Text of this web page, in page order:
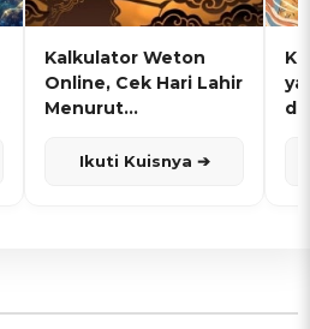
Kalkulator Weton
Online, Cek Hari Lahir
Menurut
Ikuti Kuisnya ➔